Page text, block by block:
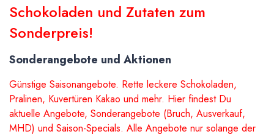
Schokoladen und Zutaten zum
Sonderpreis!
Sonderangebote und Aktionen
Günstige Saisonangebote. Rette leckere Schokoladen,
Pralinen, Kuvertüren Kakao und mehr. Hier findest Du
aktuelle Angebote, Sonderangebote (Bruch, Ausverkauf,
MHD) und Saison-Specials. Alle Angebote nur solange der